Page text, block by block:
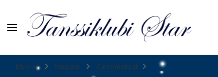
Tanssiurheiluseura Star
Etusivu Kauppa
Kurssimaksut